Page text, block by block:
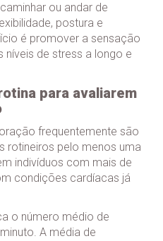
ou andar de
postura e
é promover a sensação
níveis de stress a longo e
para avaliarem
frequentemente são
rotineiros pelo menos uma
indivíduos com mais de
condições cardíacas já
o número médio de
A média de